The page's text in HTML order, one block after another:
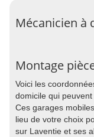
Mécanicien à
Montage
Voici les
domicile qui
Ces garages
lieu de votre choix
sur Laventie et ses